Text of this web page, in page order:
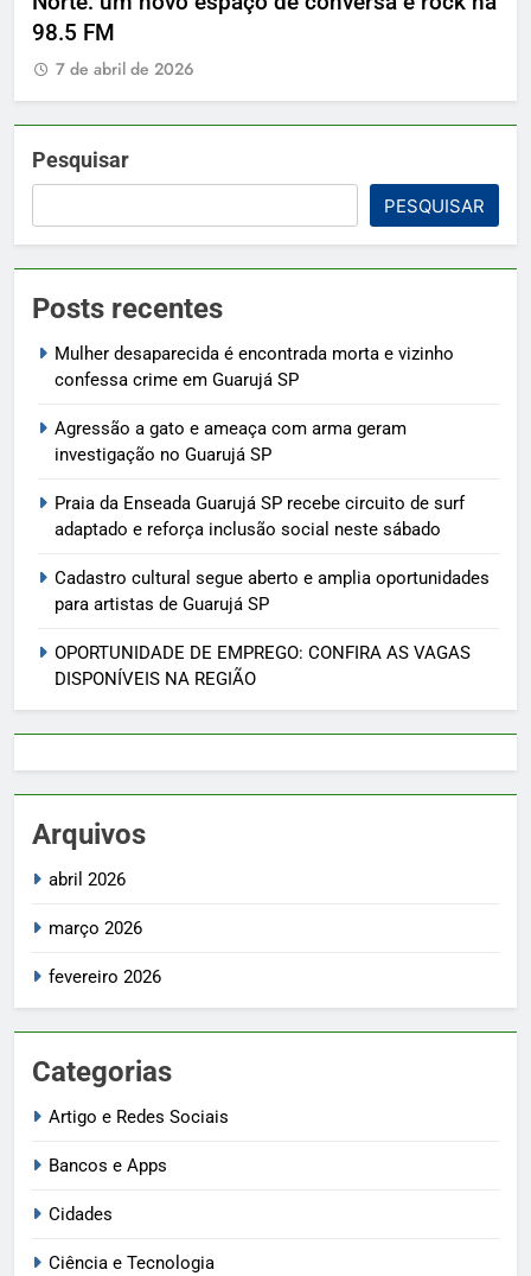
98.5 FM
7 de abril de 2026
Pesquisar
PESQUISAR
Posts recentes
Mulher desaparecida é encontrada morta e vizinho
confessa crime em Guarujá SP
Agressão a gato e ameaça com arma geram
investigação no Guarujá SP
Praia da Enseada Guarujá SP recebe circuito de surf
adaptado e reforça inclusão social neste sábado
Cadastro cultural segue aberto e amplia oportunidades
para artistas de Guarujá SP
OPORTUNIDADE DE EMPREGO: CONFIRA AS VAGAS
DISPONÍVEIS NA REGIÃO
Arquivos
abril 2026
março 2026
fevereiro 2026
Categorias
Artigo e Redes Sociais
Bancos e Apps
Cidades
Ciência e Tecnologia